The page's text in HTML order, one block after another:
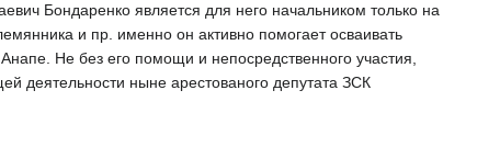
Бондаренко является для него начальником только на
и пр. именно он активно помогает осваивать
Не без его помощи и непосредственного участия,
деятельности ныне арестованого депутата ЗСК